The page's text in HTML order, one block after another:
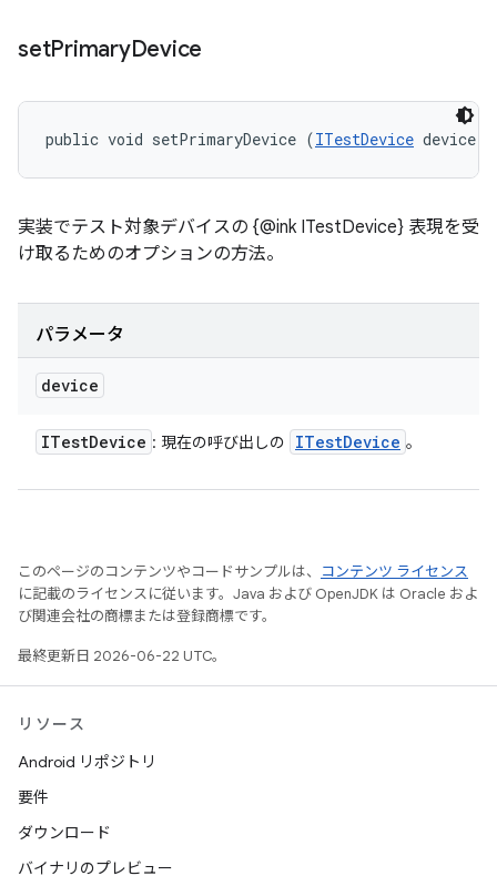
setPrimaryDevice
public void setPrimaryDevice (ITestDevice device)
実装でテスト対象デバイスの {@ink ITestDevice} 表現を受
け取るためのオプションの方法。
パラメータ
device
ITestDevice : 現在の呼び出しの ITestDevice 。
このページのコンテンツやコードサンプルは、
コンテンツ ライセンス
に記載のライセンスに従います。Java および OpenJDK は Oracle およ
び関連会社の商標または登録商標です。
最終更新日 2026-06-22 UTC。
リソース
Android リポジトリ
要件
ダウンロード
バイナリのプレビュー